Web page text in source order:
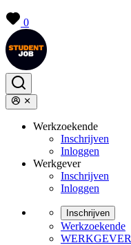
0
Werkzoekende
Inschrijven
Inloggen
Werkgever
Inschrijven
Inloggen
Inschrijven
Werkzoekende
WERKGEVER